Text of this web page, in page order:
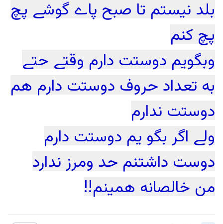
بلد نیستم تا صبح پاے گوشے پچ
پچ کنم
وبگویم دوستت دارم وقتے حتے
به تعداد حروف دوستت دارم هم
دوستت ندارم
ولے اگر بگو یم دوستت دارم
دوست داشتنم حد ومرز ندارد
من خالصانه همینم!!